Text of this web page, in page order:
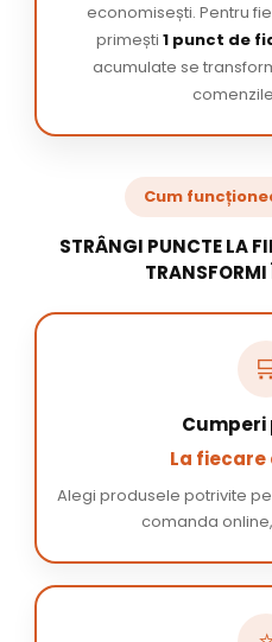
economisești. Pentru
primești 1 punct de
acumulate se
Cum
STRÂNGI PUNCTE LA
TRANSFORMI
Cumperi
La
Alegi produsele potrivite
comanda